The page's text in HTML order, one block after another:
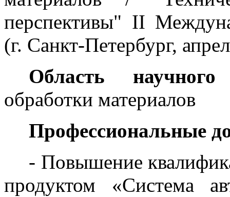
перспективы" II
(г. Санкт-Петербург,
Область научного
обработки материалов
Профессиональные
- Повышение
продуктом «Система